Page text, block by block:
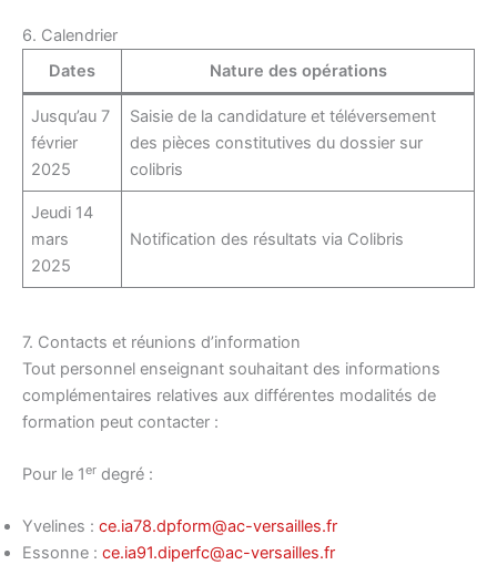
6. Calendrier
Dates
Nature des opérations
Jusqu’au 7
février
2025
Saisie de la candidature et téléversement
des pièces constitutives du dossier sur
colibris
Jeudi 14
mars
2025
Notification des résultats via Colibris
7. Contacts et réunions d’information
Tout personnel enseignant souhaitant des informations
complémentaires relatives aux différentes modalités de
formation peut contacter :
Pour le 1er degré :
Yvelines : ce.ia78.dpform@ac-versailles.fr
Essonne : ce.ia91.diperfc@ac-versailles.fr